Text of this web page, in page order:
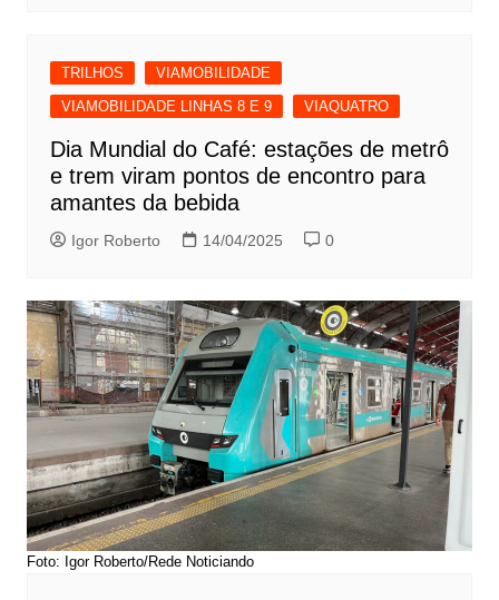
TRILHOS
VIAMOBILIDADE
VIAMOBILIDADE LINHAS 8 E 9
VIAQUATRO
Dia Mundial do Café: estações de metrô
e trem viram pontos de encontro para
amantes da bebida
Igor Roberto 14/04/2025 0
Foto: Igor Roberto/Rede Noticiando